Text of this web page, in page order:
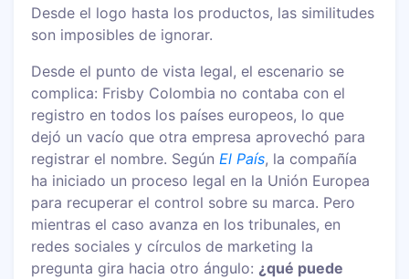
Desde el logo hasta los productos, las similitudes
son imposibles de ignorar.
Desde el punto de vista legal, el escenario se
complica: Frisby Colombia no contaba con el
registro en todos los países europeos, lo que
dejó un vacío que otra empresa aprovechó para
registrar el nombre. SegúnEl País, la compañía
ha iniciado un proceso legal en la Unión Europea
para recuperar el control sobre su marca. Pero
mientras el caso avanza en los tribunales, en
redes sociales y círculos de marketing la
pregunta gira hacia otro ángulo: ¿qué puede